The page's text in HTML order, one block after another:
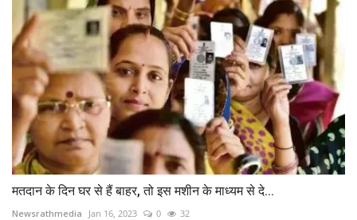
मतदान के दिन घर से हैं बाहर, तो इस मशीन के माध्यम से दे...
Newsrathmedia Jan 16, 2023 0 32